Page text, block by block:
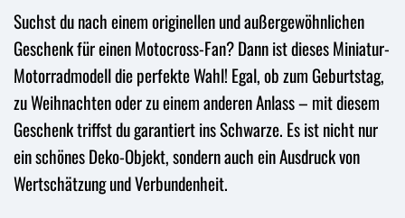
Suchst du nach einem originellen und außergewöhnlichen
Geschenk für einen Motocross-Fan? Dann ist dieses Miniatur-
Motorradmodell die perfekte Wahl! Egal, ob zum Geburtstag,
zu Weihnachten oder zu einem anderen Anlass – mit diesem
Geschenk triffst du garantiert ins Schwarze. Es ist nicht nur
ein schönes Deko-Objekt, sondern auch ein Ausdruck von
Wertschätzung und Verbundenheit.